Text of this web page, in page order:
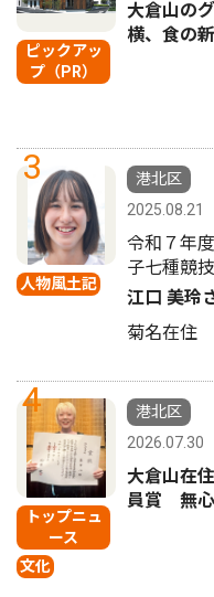
ピックアッ
プ（PR）
大倉山の
横、食の
3
人物風土記
港北区
2025.08.21
令和７年
子七種競
江口 美玲
菊名在住
4
トップニュ
ース
文化
港北区
2026.07.30
大倉山在
員賞 無心